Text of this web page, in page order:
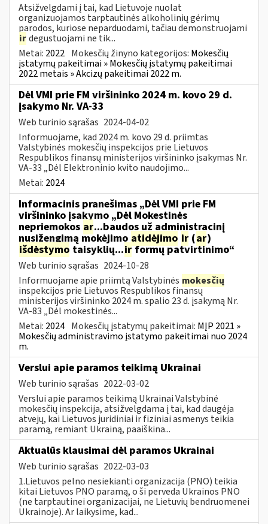
Atsižvelgdami į tai, kad Lietuvoje nuolat
organizuojamos tarptautinės alkoholinių gėrimų
parodos, kuriose neparduodami, tačiau demonstruojami
irdegustuojami ne tik...
Metai: 2022 Mokesčių žinyno kategorijos: Mokesčių
įstatymų pakeitimai » Mokesčių įstatymų pakeitimai
2022 metais » Akcizų pakeitimai 2022 m.
Dėl VMI prie FM viršininko 2024 m. kovo 29 d.
įsakymo Nr. VA-33
Web turinio sąrašas 2024-04-02
Informuojame, kad 2024 m. kovo 29 d. priimtas
Valstybinės mokesčių inspekcijos prie Lietuvos
Respublikos finansų ministerijos viršininko įsakymas Nr.
VA-33 „Dėl Elektroninio kvito naudojimo...
Metai: 2024
Informacinis pranešimas „Dėl VMI prie FM
viršininko įsakymo „Dėl Mokestinės
nepriemokos ar...baudos už administracinį
nusižengimą mokėjimo atidėjimo ir (ar)
išdėstymo taisyklių...irformų patvirtinimo“
Web turinio sąrašas 2024-10-28
Informuojame apie priimtą Valstybinės mokesčių
inspekcijos prie Lietuvos Respublikos finansų
ministerijos viršininko 2024 m. spalio 23 d. įsakymą Nr.
VA-83 „Dėl mokestinės...
Metai: 2024 Mokesčių įstatymų pakeitimai: MĮP 2021 »
Mokesčių administravimo įstatymo pakeitimai nuo 2024
m.
Verslui apie paramos teikimą Ukrainai
Web turinio sąrašas 2022-03-02
Verslui apie paramos teikimą Ukrainai Valstybinė
mokesčių inspekcija, atsižvelgdama į tai, kad daugėja
atvejų, kai Lietuvos juridiniai ir fiziniai asmenys teikia
paramą, remiant Ukrainą, paaiškina...
Aktualūs klausimai dėl paramos Ukrainai
Web turinio sąrašas 2022-03-03
1.Lietuvos pelno nesiekianti organizacija (PNO) teikia
kitai Lietuvos PNO paramą, o ši perveda Ukrainos PNO
(ne tarptautinei organizacijai, ne Lietuvių bendruomenei
Ukrainoje). Ar laikysime, kad...